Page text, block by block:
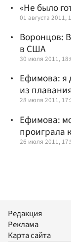
«Не было
01 августа 2011,
Воронцов:
в США
30 июля 2011,
Ефимова: я
из
28 июля 2011,
Ефимова:
проиграла
26 июля 2011,
Редакция
Реклама
Карта сайта